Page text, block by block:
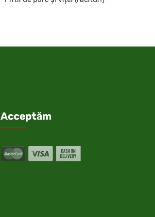
Acceptăm